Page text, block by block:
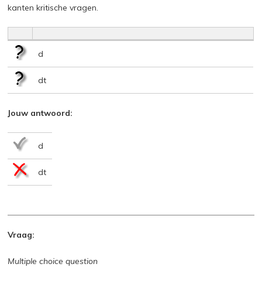
kanten kritische vragen.
d
dt
Jouw antwoord:
d
dt
Vraag:
Multiple choice question